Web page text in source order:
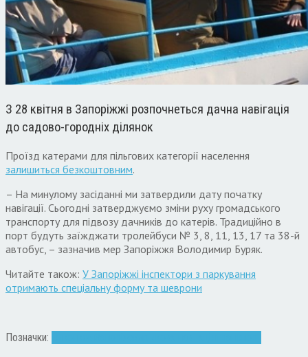
З 28 квітня в Запоріжжі розпочнеться дачна навігація
до садово-городніх ділянок
Проїзд катерами для пільгових категорії населення
залишиться безкоштовним.
– На минулому засіданні ми затвердили дату початку
навігації. Сьогодні затверджуємо зміни руху громадського
транспорту для підвозу дачників до катерів. Традиційно в
порт будуть заїжджати тролейбуси № 3, 8, 11, 13, 17 та 38-й
автобус, – зазначив мер Запоріжжя Володимир Буряк.
Читайте також: У Запоріжжі інспектори з паркування
отримають спеціальну форму та шеврони
Позначки: